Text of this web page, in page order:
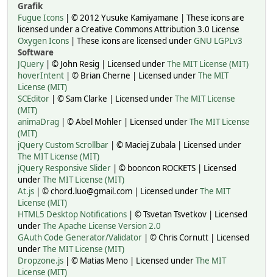
Grafik
Fugue Icons | © 2012 Yusuke Kamiyamane | These icons are
licensed under a Creative Commons Attribution 3.0 License
Oxygen Icons | These icons are licensed underGNU LGPLv3
Software
JQuery | © John Resig | Licensed underThe MIT License (MIT)
hoverIntent | © Brian Cherne | Licensed underThe MIT
License (MIT)
SCEditor | © Sam Clarke | Licensed underThe MIT License
(MIT)
animaDrag | © Abel Mohler | Licensed underThe MIT License
(MIT)
jQuery Custom Scrollbar | © Maciej Zubala | Licensed under
The MIT License (MIT)
jQuery Responsive Slider | © booncon ROCKETS | Licensed
underThe MIT License (MIT)
At.js | © chord.luo@gmail.com | Licensed underThe MIT
License (MIT)
HTML5 Desktop Notifications | © Tsvetan Tsvetkov | Licensed
underThe Apache License Version 2.0
GAuth Code Generator/Validator | © Chris Cornutt | Licensed
underThe MIT License (MIT)
Dropzone.js | © Matias Meno | Licensed underThe MIT
License (MIT)